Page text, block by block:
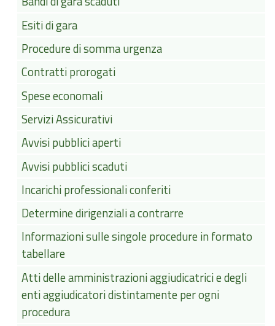
Esiti di gara
Procedure di somma urgenza
Contratti prorogati
Spese economali
Servizi Assicurativi
Avvisi pubblici aperti
Avvisi pubblici scaduti
Incarichi professionali conferiti
Determine dirigenziali a contrarre
Informazioni sulle singole procedure in formato
tabellare
Atti delle amministrazioni aggiudicatrici e degli
enti aggiudicatori distintamente per ogni
procedura